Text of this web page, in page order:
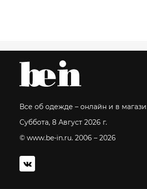
Все об одежде – онлайн и в
Суббота, 8 Август 2026 г.
© www.be-in.ru. 2006 – 2026